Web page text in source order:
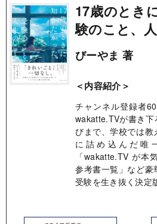
17歳のとき
験のこと、
びーやま 著
＜内容紹介＞
チャンネル登録者
wakatte.TVが書き下
びまで、学校では教
に詰め込んだ唯
「wakatte.TV が本
参考書一覧」など
受験を生き抜く決定